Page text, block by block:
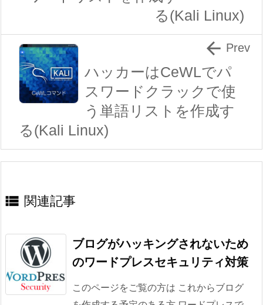
る(Kali Linux)
ハッカーはCeWLでパ
スワードクラックで使
う単語リストを作成す
る(Kali Linux)
 Prev
 関連記事
ブログがハッキングされないため
のワードプレスセキュリティ対策
このページをご覧の方は これからブログ